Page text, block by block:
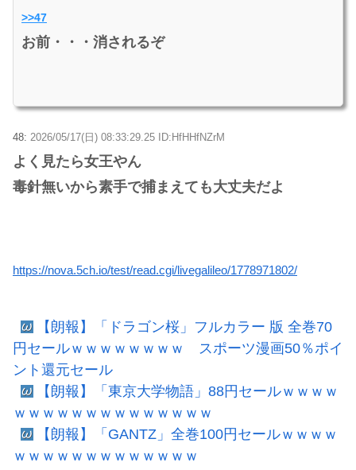
>>47
お前・・・消されるぞ
48: 2026/05/17(日) 08:33:29.25 ID:HfHHfNZrM
よく見たら女王やん
毒針無いから素手で捕まえても大丈夫だよ
https://nova.5ch.io/test/read.cgi/livegalileo/1778971802/
【朗報】「ドラゴン桜」フルカラー 版 全巻70
円セールｗｗｗｗｗｗｗｗ スポーツ漫画50％ポイ
ント還元セール
【朗報】「東京大学物語」88円セールｗｗｗｗ
ｗｗｗｗｗｗｗｗｗｗｗｗｗｗ
【朗報】「GANTZ」全巻100円セールｗｗｗｗ
ｗｗｗｗｗｗｗｗｗｗｗｗｗ